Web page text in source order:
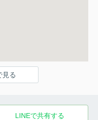
見る
LINEで共有する